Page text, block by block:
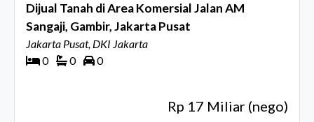
Dijual Tanah di Area Komersial Jalan AM
Sangaji, Gambir, Jakarta Pusat
Jakarta Pusat, DKI Jakarta
0
0 0
Rp 17 Miliar (nego)